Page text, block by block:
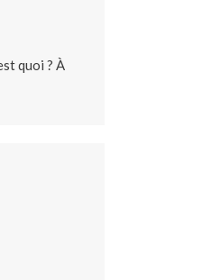
quoi ? À